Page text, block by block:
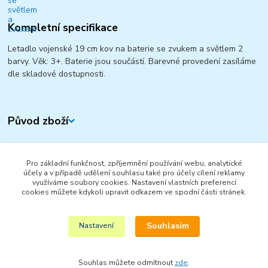
Kompletní specifikace
Letadlo vojenské 19 cm kov na baterie se zvukem a světlem 2
barvy. Věk: 3+. Baterie jsou součástí. Barevné provedení zasíláme
dle skladové dostupnosti.
Původ zboží
Zboží zařazeno v kategoriích
AUTA, LODĚ, LETADLA
VOJENSKÁ TECHNIKA
Pro základní funkčnost, zpříjemnění používání webu, analytické
účely a v případě udělení souhlasu také pro účely cílení reklamy
využíváme soubory cookies. Nastavení vlastních preferencí
cookies můžete kdykoli upravit odkazem ve spodní části stránek.
Nastavení Souhlasím
Souhlas můžete odmítnout zde.